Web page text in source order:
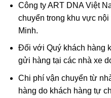
Công ty ART DNA Việt
chuyển trong khu vực
Minh.
Đối với Quý khách hàng
gửi hàng tại các nhà xe
Chi phí vận chuyển từ
hàng do khách hàng tự